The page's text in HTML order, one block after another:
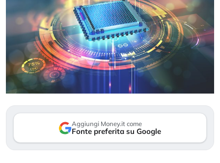
Aggiungi Money.it come
Fonte preferita su Google